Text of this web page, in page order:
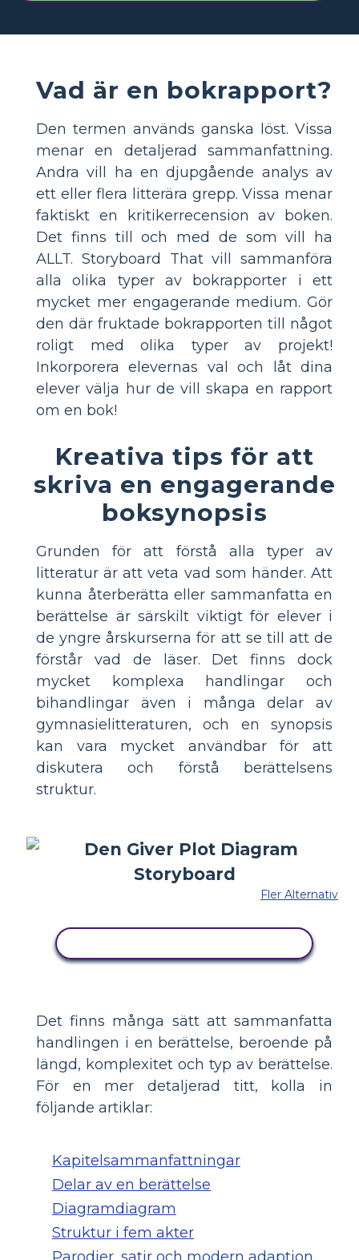
Vad är en bokrapport?
Den termen används ganska löst. Vissa
menar en detaljerad sammanfattning.
Andra vill ha en djupgående analys av
ett eller flera litterära grepp. Vissa menar
faktiskt en kritikerrecension av boken.
Det finns till och med de som vill ha
ALLT. Storyboard That vill sammanföra
alla olika typer av bokrapporter i ett
mycket mer engagerande medium. Gör
den där fruktade bokrapporten till något
roligt med olika typer av projekt!
Inkorporera elevernas val och låt dina
elever välja hur de vill skapa en rapport
om en bok!
Kreativa tips för att
skriva en engagerande
boksynopsis
Grunden för att förstå alla typer av
litteratur är att veta vad som händer. Att
kunna återberätta eller sammanfatta en
berättelse är särskilt viktigt för elever i
de yngre årskurserna för att se till att de
förstår vad de läser. Det finns dock
mycket komplexa handlingar och
bihandlingar även i många delar av
gymnasielitteraturen, och en synopsis
kan vara mycket användbar för att
diskutera och förstå berättelsens
struktur.
Fler Alternativ
Det finns många sätt att sammanfatta
handlingen i en berättelse, beroende på
längd, komplexitet och typ av berättelse.
För en mer detaljerad titt, kolla in
följande artiklar:
Kapitelsammanfattningar
Delar av en berättelse
Diagramdiagram
Struktur i fem akter